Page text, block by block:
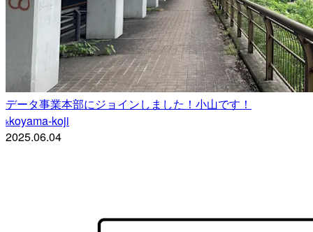
データ事業本部にジョインしました！小山です！
kkoyama-koji
2025.06.04